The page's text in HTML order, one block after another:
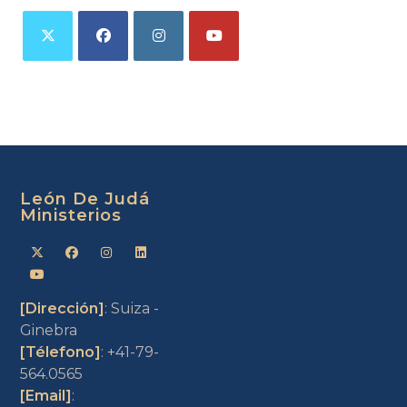
León De Judá
Ministerios
[Dirección]: Suiza -
Ginebra
[Télefono]: +41-79-
564.0565
[Email]: